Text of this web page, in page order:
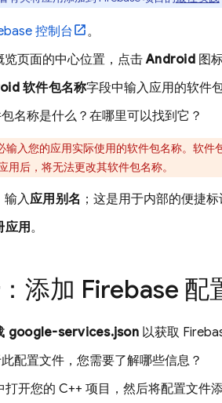
控制台
。
览页面的中心位置，点击Android图
软件包名称字段中输入应用的软件包
名称是什么？在哪里可以找到它？
输入您的应用实际使用的软件包名称。软件
用后，将无法更改其软件包名称。
输入应用别名 ；这是用于内部的便捷
应用。
：添加 Firebase 配
google-services.json以获取
配置文件，您需要了解哪些信息？
打开您的 C++ 项目，然后将配置文件